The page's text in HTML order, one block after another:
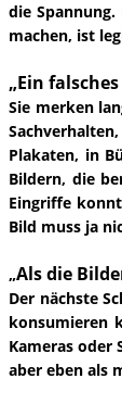
die
machen, ist
„Ein
Sie merken
Plakaten, in
Bildern, die
Eingriffe
Bild muss ja
„Als die
Der nächste
konsumieren
Kameras oder
aber eben als